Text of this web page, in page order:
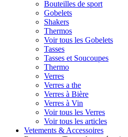
Bouteilles de sport
Gobelets
Shakers
Thermos
Voir tous les Gobelets
Tasses
Tasses et Soucoupes
Thermo
Verres
Verres a the
Verres à Bière
Verres à Vin
Voir tous les Verres
Voir tous les articles
Vetements & Accessoires